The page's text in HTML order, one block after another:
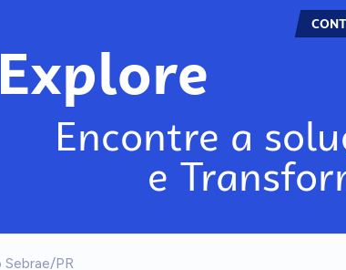
Explore
Encontre a
e